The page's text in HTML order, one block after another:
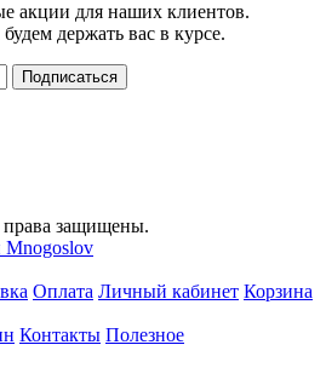
акции для наших клиентов.
держать вас в курсе.
Подписаться
защищены.
Mnogoslov
Оплата Личный кабинет Корзина
Контакты Полезное